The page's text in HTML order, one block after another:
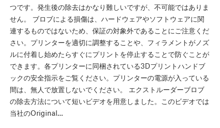
つです。発生後の除去はかなり難しいですが、不可能ではありま
せん。 ブロブによる損傷は、ハードウェアやソフトウェアに関
連するものではないため、保証の対象外であることにご注意くだ
さい。プリンターを適切に調整することや、フィラメントがノズ
ルに付着し始めたらすぐにプリントを停止することで防ぐことが
できます。各プリンターに同梱されている3Dプリントハンドブ
ックの安全指示をご覧ください。プリンターの電源が入っている
間は、無人で放置しないでください。 エクストルーダーブロブ
の除去方法について短いビデオを用意しました。このビデオでは
当社のOriginal…